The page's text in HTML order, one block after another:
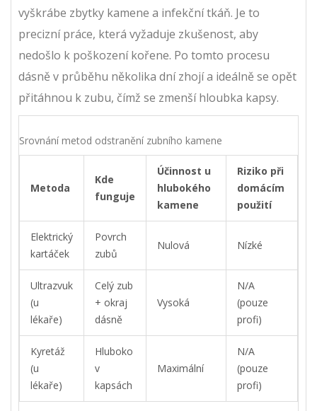
vyškrábe zbytky kamene a infekční tkáň. Je to
precizní práce, která vyžaduje zkušenost, aby
nedošlo k poškození kořene. Po tomto procesu
dásně v průběhu několika dní zhojí a ideálně se opět
přitáhnou k zubu, čímž se zmenší hloubka kapsy.
Srovnání metod odstranění zubního kamene
Metoda
Kde
funguje
Účinnost u
hlubokého
kamene
Riziko při
domácím
použití
Elektrický
kartáček
Povrch
zubů
Nulová Nízké
Ultrazvuk
(u
lékaře)
Celý zub
+ okraj
dásně
Vysoká
N/A
(pouze
profi)
Kyretáž
(u
lékaře)
Hluboko
v
kapsách
Maximální
N/A
(pouze
profi)